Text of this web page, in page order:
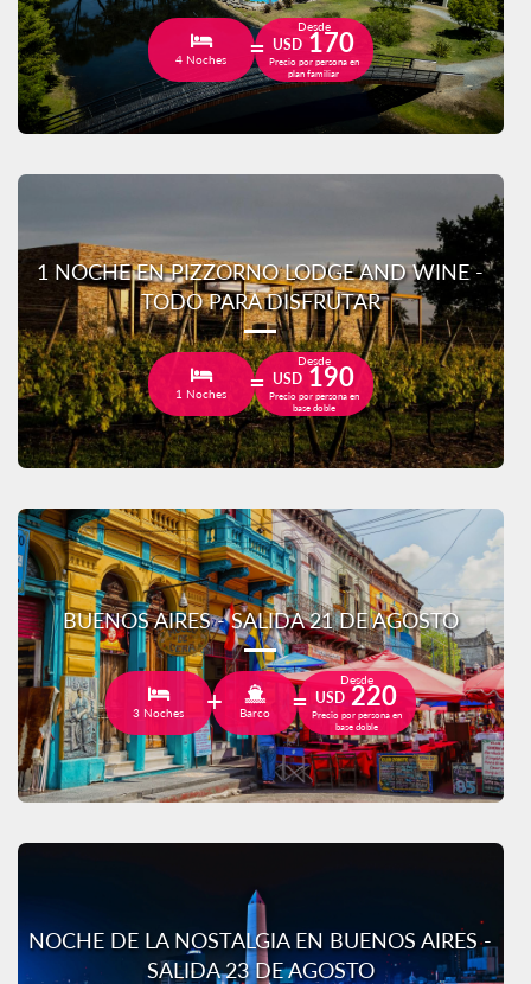
4 Noches
Desde
USD 170
Precio por persona en
plan familiar
1 NOCHE EN PIZZORNO LODGE AND WINE -
TODO PARA DISFRUTAR
1 Noches
Desde
USD 190
Precio por persona en
base doble
BUENOS AIRES - SALIDA 21 DE AGOSTO
3 Noches Barco
Desde
USD 220
Precio por persona en
base doble
NOCHE DE LA NOSTALGIA EN BUENOS AIRES -
SALIDA 23 DE AGOSTO